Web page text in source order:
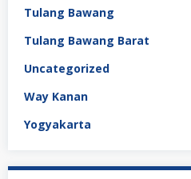
Tulang Bawang
Tulang Bawang Barat
Uncategorized
Way Kanan
Yogyakarta